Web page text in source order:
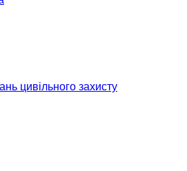
цивільного захисту